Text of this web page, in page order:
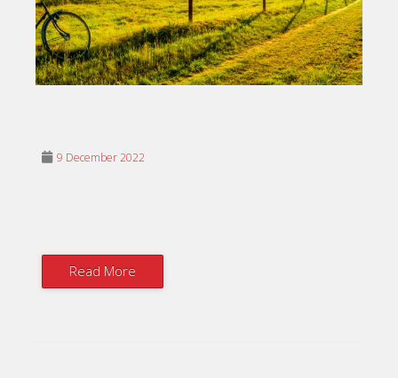
9 December 2022
Read More